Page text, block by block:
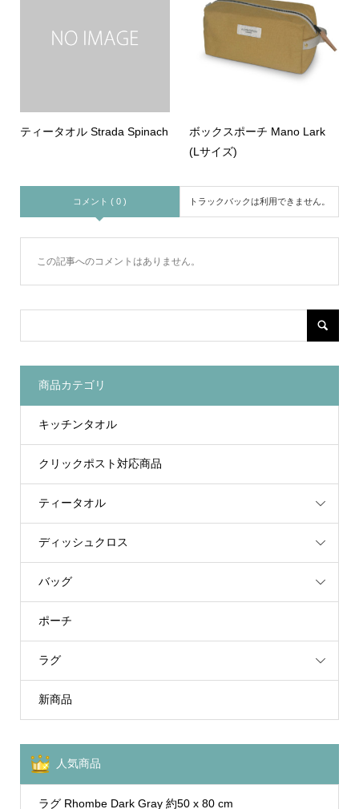
ティータオル Strada Spinach
ボックスポーチ Mano Lark
(Lサイズ)
コメント ( 0 ) トラックバックは利用できません。
この記事へのコメントはありません。
商品カテゴリ
キッチンタオル
クリックポスト対応商品
ティータオル
ディッシュクロス
バッグ
ポーチ
ラグ
新商品
人気商品
ラグ Rhombe Dark Gray 約50 x 80 cm